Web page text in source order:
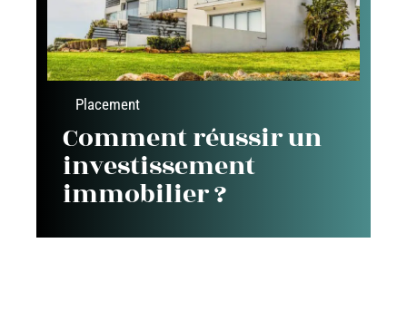
Placement
Comment réussir un
investissement
immobilier ?